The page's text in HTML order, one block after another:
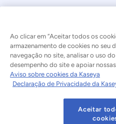
© 2026 Kaseya. Todos
Português
Declaração sobre a
Termos de Uso do Site
Ao clicar em “Aceitar todos os
armazenamento de cookies no seu
navegação no site, analisar o uso
desempenho do site e apoiar
Aviso sobre cookies da Kaseya
Declaração de Privacidade da
Aceitar